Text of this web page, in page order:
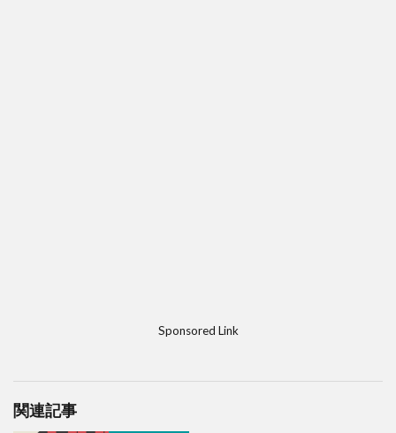
Sponsored Link
関連記事